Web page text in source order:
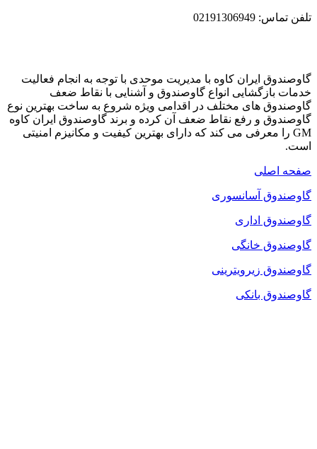
تلفن تماس: 02191306949
گاوصندوق ایران کاوه با مدیریت موحدی با توجه به انجام فعالیت
خدمات بازگشایی انواع گاوصندوق و آشنایی با نقاط ضعف
گاوصندوق های مختلف در اقدامی ویژه شروع به ساخت بهترین نوع
گاوصندوق و رفع نقاط ضعف آن کرده و برند گاوصندوق ایران کاوه
GM را معرفی می کند که دارای بهترین کیفیت و مکانیزم امنیتی
است.
صفحه اصلی
گاوصندوق آسانسوری
گاوصندوق اداری
گاوصندوق خانگی
گاوصندوق زیرویترینی
گاوصندوق بانکی